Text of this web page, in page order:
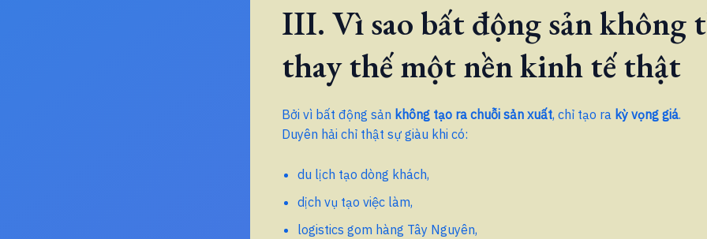
III. Vì sao bất động sản không
thay thế một nền kinh tế thật
Bởi vì bất động sản không tạo ra chuỗi sản xuất, chỉ tạo ra kỳ vọng giá.
Duyên hải chỉ thật sự giàu khi có:
du lịch tạo dòng khách,
dịch vụ tạo việc làm,
logistics gom hàng Tây Nguyên,